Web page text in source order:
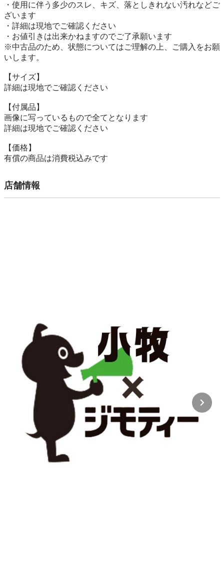
・使用に伴う多少のスレ、キズ、落としきれない汚れなどご
ざいます
・詳細は現地でご確認ください
・お値引きは出来かねますのでご了承願います
※中古品のため、状態についてはご理解の上、ご購入をお願
いします。
【サイズ】
詳細は現地でご確認ください
【付属品】
画像に写っているもので全てとなります
詳細は現地でご確認ください
【価格】
有償の商品は消費税込みです
店舗情報